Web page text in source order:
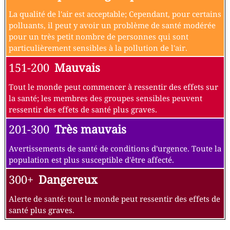
La qualité de l'air est acceptable; Cependant, pour certains
polluants, il peut y avoir un problème de santé modérée
pour un très petit nombre de personnes qui sont
particulièrement sensibles à la pollution de l'air.
151-200 Mauvais
Tout le monde peut commencer à ressentir des effets sur
la santé; les membres des groupes sensibles peuvent
ressentir des effets de santé plus graves.
201-300 Très mauvais
Avertissements de santé de conditions d'urgence. Toute la
population est plus susceptible d'être affecté.
300+ Dangereux
Alerte de santé: tout le monde peut ressentir des effets de
santé plus graves.